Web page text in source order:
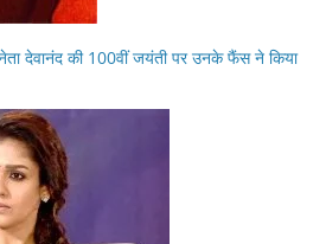
देवानंद की 100वीं जयंती पर उनके फैंस ने किया